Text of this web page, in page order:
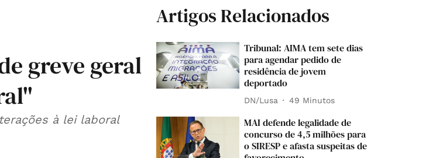
greve geral
à lei laboral
Artigos Relacionados
Tribunal: AIMA tem sete dias
para agendar pedido de
residência de jovem
deportado
DN/Lusa 49 Minutos
MAI defende legalidade de
concurso de 4,5 milhões para
o SIRESP e afasta suspeitas de